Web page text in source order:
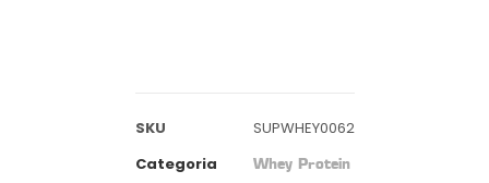
SKU
SUPWHEY0062
Categoria
Whey Protein